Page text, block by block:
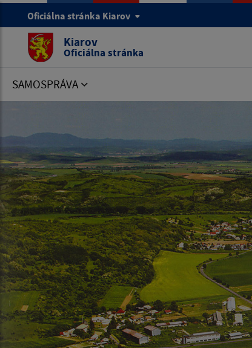
Oficiálna stránka Kiarov
Kiarov
Oficiálna stránka
SAMOSPRÁVA